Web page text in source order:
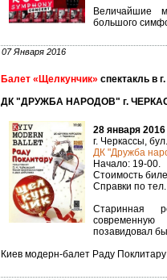
Величайшие
большого
07 Января 2016
Балет «Щелкунчик» спектакль в
ДК "ДРУЖБА НАРОДОВ" г.
28 января 2016
г. Черкассы,
ДК "Дружба
Начало: 19-00.
Стоимость
Справки по
Старинная
современную
позавидовал
Киев модерн-балет Раду Поклитару